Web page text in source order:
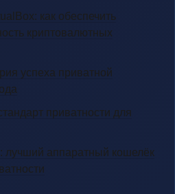
как обеспечить
криптовалютных
успеха приватной
приватности для
лучший аппаратный кошелёк